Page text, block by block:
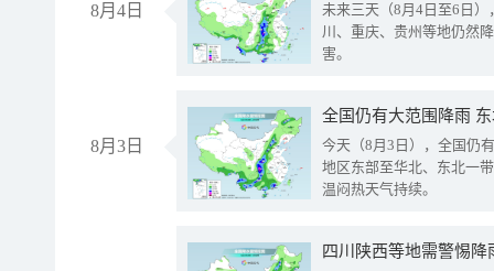
8月4日
未来三天（8月4日至6日
川、重庆、贵州等地仍然
害。
8月3日
全国仍有大范围降雨
今天（8月3日），全国仍
地区东部至华北、东北一
温闷热天气持续。